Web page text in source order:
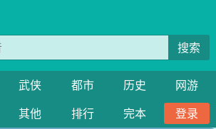
搜索
武侠 都市 历史
网游
其他 排行 完本
登录